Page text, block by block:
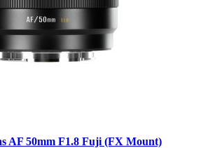
AF 50mm F1.8 Fuji (FX Mount)